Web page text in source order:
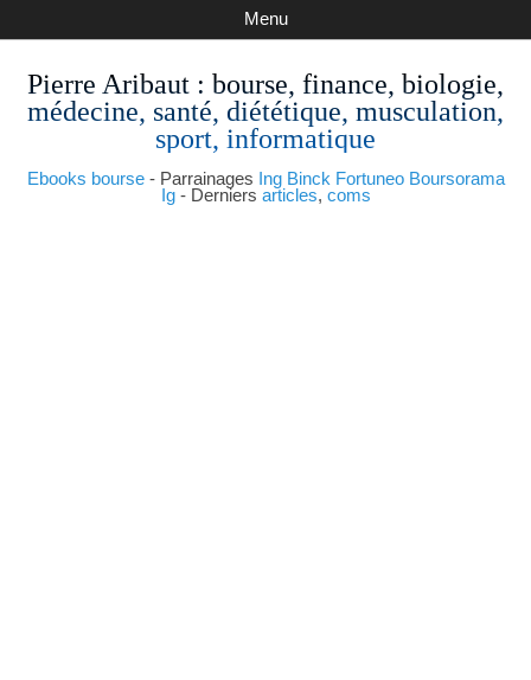
Pierre Aribaut : bourse, finance, biologie,
médecine, santé, diététique, musculation,
sport, informatique
Ebooks bourse- Parrainages Ing Binck Fortuneo Boursorama
Ig- Derniers articles, coms
Menu